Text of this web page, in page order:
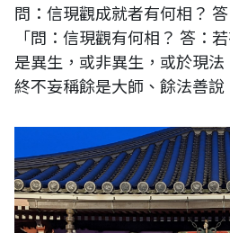
問：信現觀成就者有何相？
「問：信現觀有何相？ 答：
是異生，或非異生，或於現法
終不妄稱餘是大師、餘法善說